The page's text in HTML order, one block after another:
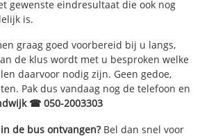
gewenste eindresultaat die ook nog
is.
graag goed voorbereid bij u langs,
de klus wordt met u besproken welke
daarvoor nodig zijn. Geen gedoe,
Pak dus vandaag nog de telefoon en
☎ 050-2003303
de bus ontvangen?Bel dan snel voor